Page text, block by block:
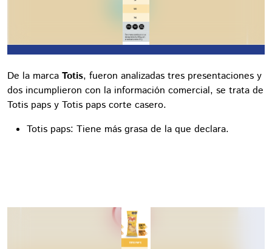
De la marca Totis, fueron analizadas tres presentaciones y
dos incumplieron con la información comercial, se trata de
Totis paps y Totis paps corte casero.
Totis paps: Tiene más grasa de la que declara.